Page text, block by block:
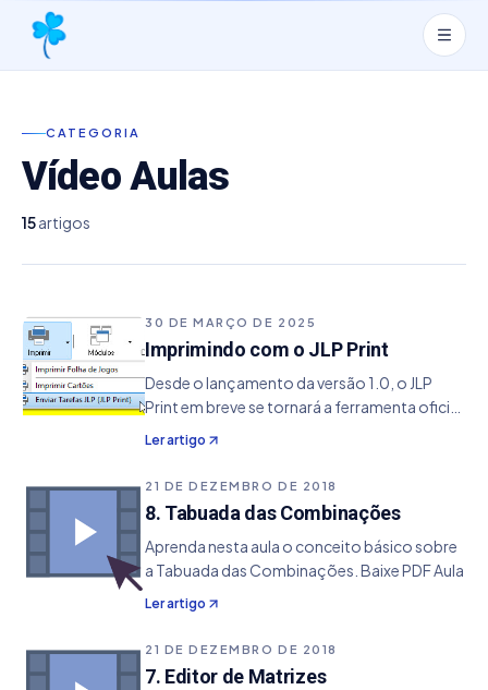
CATEGORIA
Vídeo Aulas
15artigos
30 DE MARÇO DE 2025
Imprimindo com o JLP Print
Desde o lançamento da versão 1.0, o JLP
Print em breve se tornará a ferramenta oficial
para impressão de jogos de loteria, tanto no
formato volante quanto em A4. A versão
atual de impressão continuará disponível,
porém,
Ler artigo
21 DE DEZEMBRO DE 2018
8. Tabuada das Combinações
Aprenda nesta aula o conceito básico sobre
a Tabuada das Combinações. Baixe PDF Aula
Ler artigo
21 DE DEZEMBRO DE 2018
7. Editor de Matrizes